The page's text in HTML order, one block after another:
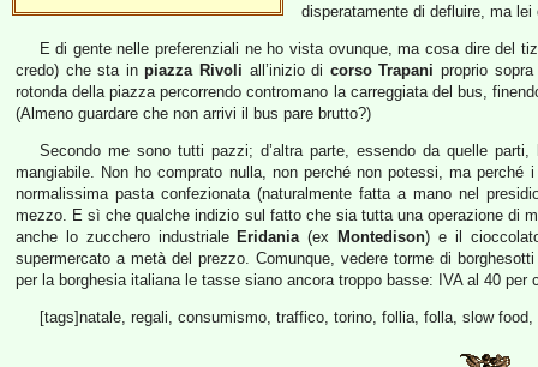
disperatamente di defluire, ma
E di gente nelle preferenziali ne ho vista ovunque, ma cosa dire del
credo) che sta inpiazza Rivoli all’inizio di corso Trapani proprio
rotonda della piazza percorrendo contromano la carreggiata del bus,
(Almeno guardare che non arrivi il bus pare brutto?)
Secondo me sono tutti pazzi; d’altra parte, essendo da quelle
mangiabile. Non ho comprato nulla, non perché non potessi, ma
normalissima pasta confezionata (naturalmente fatta a mano nel
mezzo. E sì che qualche indizio sul fatto che sia tutta una operazione di
anche lo zucchero industriale Eridania(ex Montedison) e il
supermercato a metà del prezzo. Comunque, vedere torme di
per la borghesia italiana le tasse siano ancora troppo basse: IVA al 40
[tags]natale, regali, consumismo, traffico, torino, follia, folla, slow